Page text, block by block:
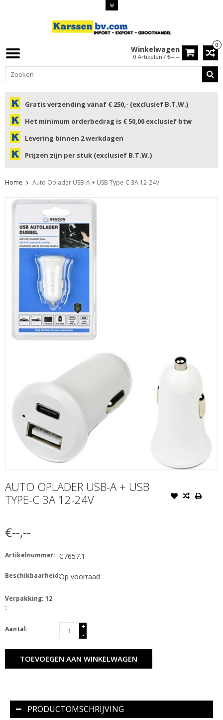
0
Winkelwagen
0 Artikelen / €--,--
Gratis verzending vanaf € 250,- (exclusief B.T.W.)
Het minimum orderbedrag is € 50,00 exclusief btw
Levering binnen 2 werkdagen
Prijzen zijn per stuk (exclusief B.T.W.)
Home Auto Oplader USB-A + USB Type-C 3A 12-24V
AUTO OPLADER USB-A + USB
TYPE-C 3A 12-24V
€--,--
Artikelnummer: C7657.1
Beschikbaarheid:Op voorraad
Verpakking: 12
:
Aantal:
+
-
TOEVOEGEN AAN WINKELWAGEN
PRODUCTOMSCHRIJVING